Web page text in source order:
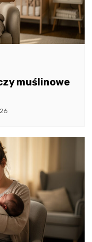
muślinowe